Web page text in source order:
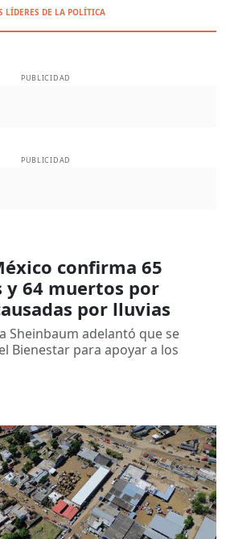
LÍDERES DE LA POLÍTICA
PUBLICIDAD
PUBLICIDAD
confirma 65
y 64 muertos por
por lluvias
Sheinbaum adelantó que se
Bienestar para apoyar a los